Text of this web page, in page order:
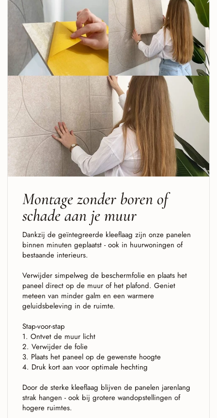
Montage zonder boren of
schade aan je muur
Dankzij de geïntegreerde kleeflaag zijn onze panelen
binnen minuten geplaatst - ook in huurwoningen of
bestaande interieurs.
Verwijder simpelweg de beschermfolie en plaats het
paneel direct op de muur of het plafond. Geniet
meteen van minder galm en een warmere
geluidsbeleving in de ruimte.
Stap-voor-stap
1. Ontvet de muur licht
2. Verwijder de folie
3. Plaats het paneel op de gewenste hoogte
4. Druk kort aan voor optimale hechting
Door de sterke kleeflaag blijven de panelen jarenlang
strak hangen - ook bij grotere wandopstellingen of
hogere ruimtes.